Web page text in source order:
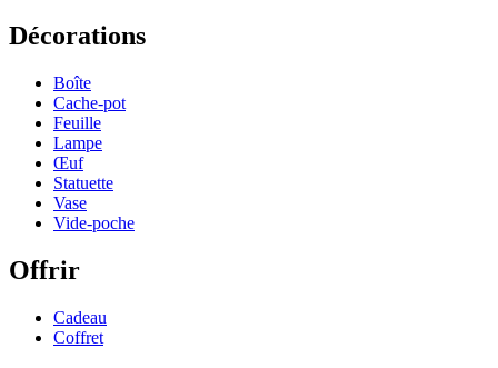
Décorations
Boîte
Cache-pot
Feuille
Lampe
Œuf
Statuette
Vase
Vide-poche
Offrir
Cadeau
Coffret